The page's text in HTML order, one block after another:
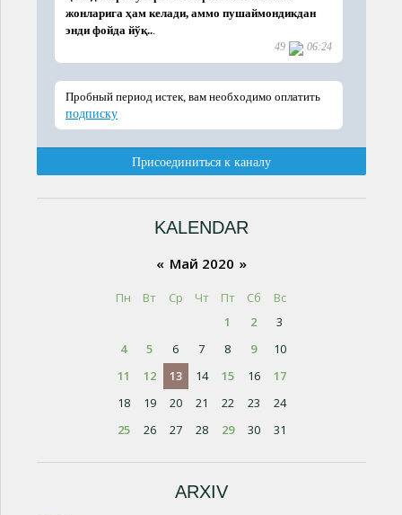
KALENDAR
« Май 2020 »
Пн Вт Ср Чт Пт Сб
Вс
1
2
3
4
5 6 7 8 9
10
11
12 13 14 15 16
17
18
19 20 21 22 23
24
25
26 27 28 29 30 31
ARXIV